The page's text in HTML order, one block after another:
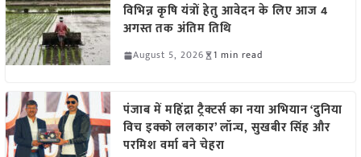
विभिन्न कृषि यंत्रों हेतु आवेदन के लिए आज 4
अगस्त तक अंतिम तिथि
August 5, 2026 1 min read
पंजाब में महिंद्रा ट्रैक्टर्स का नया अभियान ‘दुनिया
विच इक्को ललकार’ लॉन्च, सुखबीर सिंह और
परमिश वर्मा बने चेहरा